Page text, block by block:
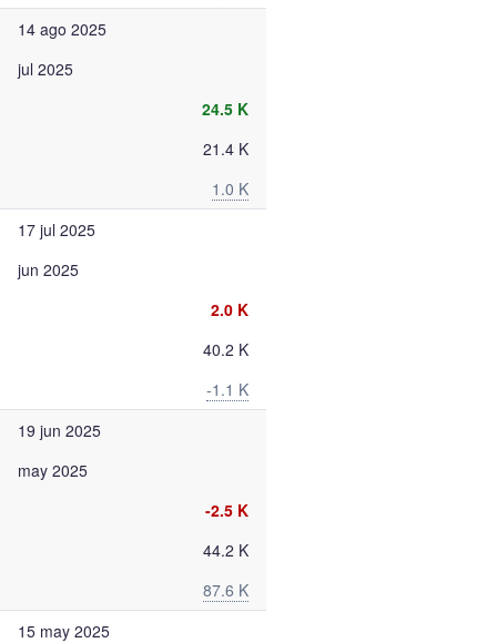
14 ago 2025
jul 2025
24.5 K
21.4 K
1.0 K
17 jul 2025
jun 2025
2.0 K
40.2 K
-1.1 K
19 jun 2025
may 2025
-2.5 K
44.2 K
87.6 K
15 may 2025